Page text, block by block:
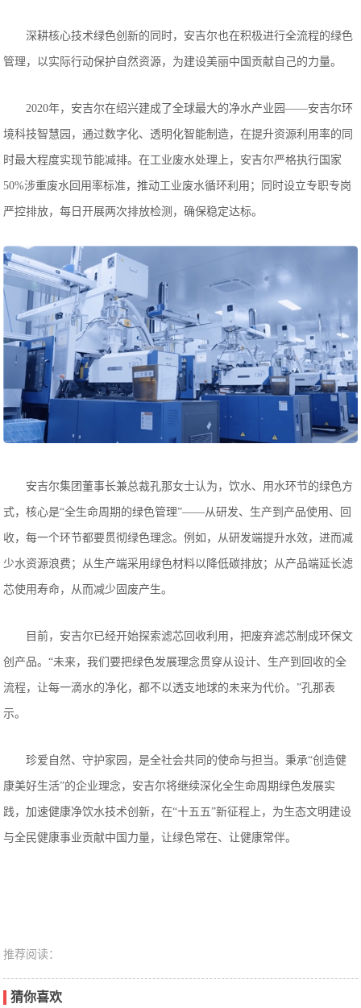
深耕核心技术绿色创新的同时，安吉尔也在积极进行全流程的绿色
管理，以实际行动保护自然资源，为建设美丽中国贡献自己的力量。
2020年，安吉尔在绍兴建成了全球最大的净水产业园——安吉尔环
境科技智慧园，通过数字化、透明化智能制造，在提升资源利用率的同
时最大程度实现节能减排。在工业废水处理上，安吉尔严格执行国家
50%涉重废水回用率标准，推动工业废水循环利用；同时设立专职专岗
严控排放，每日开展两次排放检测，确保稳定达标。
安吉尔集团董事长兼总裁孔那女士认为，饮水、用水环节的绿色方
式，核心是“全生命周期的绿色管理”——从研发、生产到产品使用、回
收，每一个环节都要贯彻绿色理念。例如，从研发端提升水效，进而减
少水资源浪费；从生产端采用绿色材料以降低碳排放；从产品端延长滤
芯使用寿命，从而减少固废产生。
目前，安吉尔已经开始探索滤芯回收利用，把废弃滤芯制成环保文
创产品。“未来，我们要把绿色发展理念贯穿从设计、生产到回收的全
流程，让每一滴水的净化，都不以透支地球的未来为代价。”孔那表
示。
珍爱自然、守护家园，是全社会共同的使命与担当。秉承“创造健
康美好生活”的企业理念，安吉尔将继续深化全生命周期绿色发展实
践，加速健康净饮水技术创新，在“十五五”新征程上，为生态文明建设
与全民健康事业贡献中国力量，让绿色常在、让健康常伴。
推荐阅读：
猜你喜欢